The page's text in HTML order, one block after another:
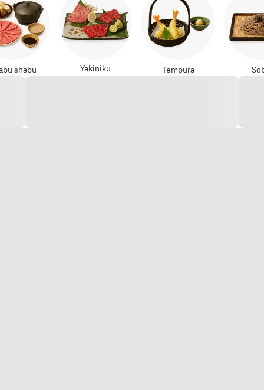
shabu Yakiniku Tempura